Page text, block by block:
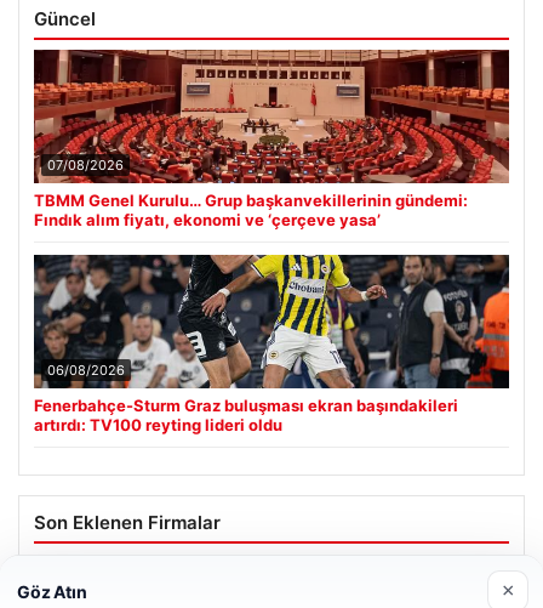
Güncel
07/08/2026
TBMM Genel Kurulu… Grup başkanvekillerinin gündemi:
Fındık alım fiyatı, ekonomi ve ‘çerçeve yasa’
06/08/2026
Fenerbahçe-Sturm Graz buluşması ekran başındakileri
artırdı: TV100 reyting lideri oldu
Son Eklenen Firmalar
Göz Atın ×